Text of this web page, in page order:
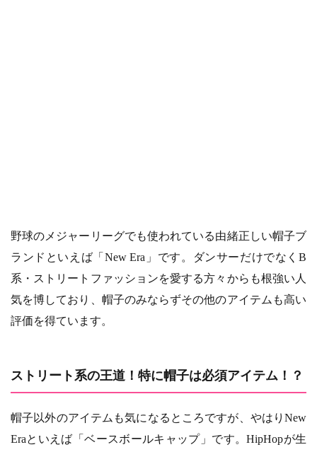
野球のメジャーリーグでも使われている由緒正しい帽子ブ
ランドといえば「New Era」です。ダンサーだけでなくB
系・ストリートファッションを愛する方々からも根強い人
気を博しており、帽子のみならずその他のアイテムも高い
評価を得ています。
ストリート系の王道！特に帽子は必須アイテム！？
帽子以外のアイテムも気になるところですが、やはりNew
Eraといえば「ベースボールキャップ」です。HipHopが生